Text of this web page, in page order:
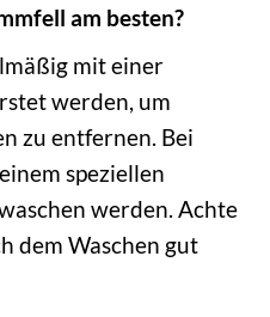
am besten?
mit einer
werden, um
zu entfernen. Bei
speziellen
werden. Achte
dem Waschen gut